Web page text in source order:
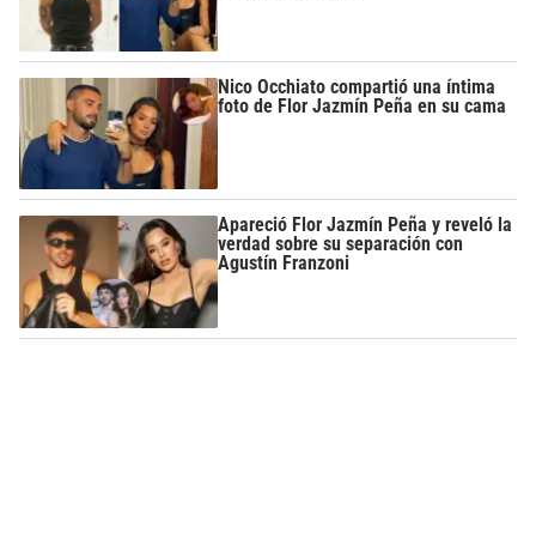
Nico Occhiato compartió una íntima
foto de Flor Jazmín Peña en su cama
Apareció Flor Jazmín Peña y reveló la
verdad sobre su separación con
Agustín Franzoni